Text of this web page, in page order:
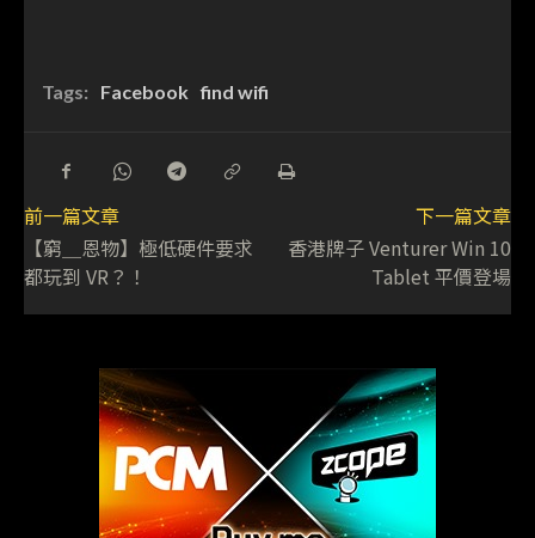
Tags: Facebook find wifi
前一篇文章
【窮＿恩物】極低硬件要求
都玩到 VR？！
下一篇文章
香港牌子 Venturer Win 10
Tablet 平價登場